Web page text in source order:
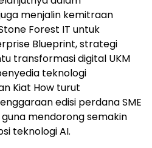
menjalin kemitraan
Forest IT untuk
Blueprint, strategi
transformasi digital UKM
teknologi
Kiat How turut
edisi perdana SME
mendorong semakin
teknologi AI.